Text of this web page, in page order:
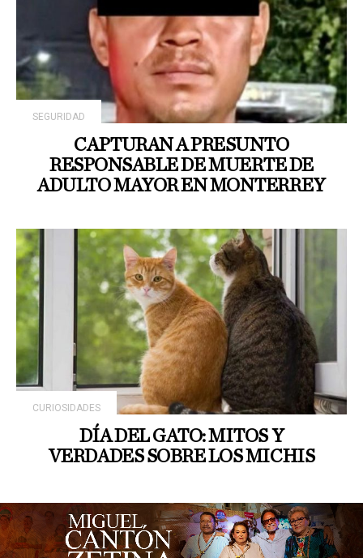
SEGURIDAD
CAPTURAN A PRESUNTO
RESPONSABLE DE MUERTE DE
ADULTO MAYOR EN MONTERREY
CURIOSIDADES
DÍA DEL GATO: MITOS Y
VERDADES SOBRE LOS MICHIS